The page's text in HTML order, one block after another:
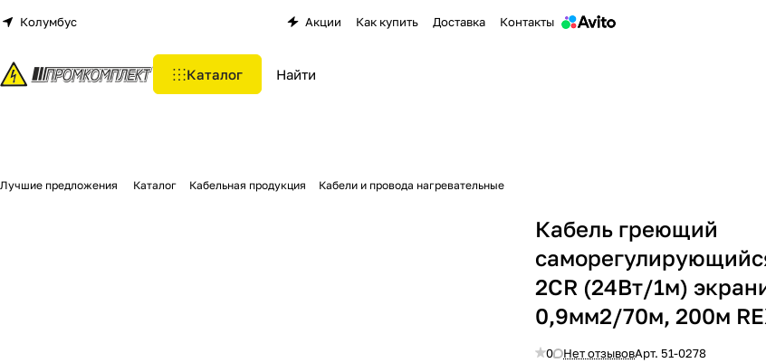
Колумбус Акции Как купить Доставка Контакты
Каталог
Лучшие предложения Каталог Кабельная продукция Кабели и провода нагревательные
Кабель греющий
2CR (24Вт/1м)
0,9мм2/70м, 200м
0 Нет отзывовАрт. 51-0278